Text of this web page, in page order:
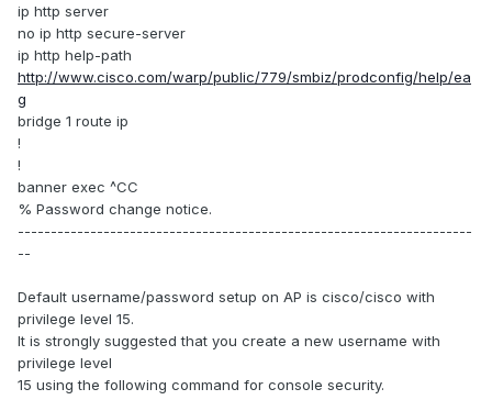
ip http server
no ip http secure-server
ip http help-path
http://www.cisco.com/warp/public/779/smbiz/prodconfig/help/ea
g
bridge 1 route ip
!
!
banner exec ^CC
% Password change notice.
---------------------------------------------------------------------
--
Default username/password setup on AP is cisco/cisco with
privilege level 15.
It is strongly suggested that you create a new username with
privilege level
15 using the following command for console security.